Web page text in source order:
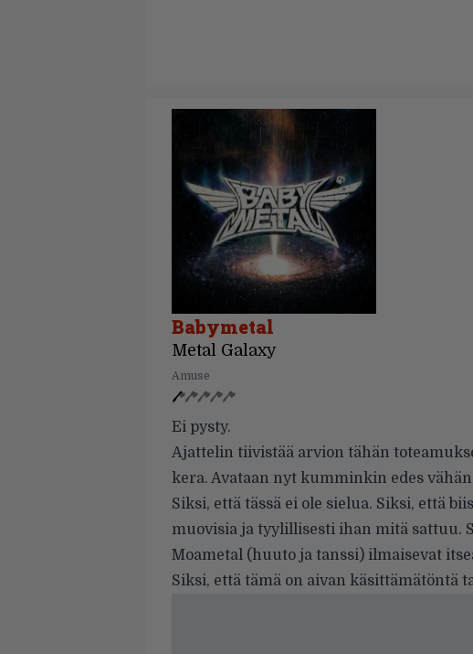
Babymetal
Metal Galaxy
Amuse
Ei pysty.
Ajattelin tiivistää arvion tähän
kera. Avataan nyt kumminkin edes
Siksi, että tässä ei ole sielua. Siksi, että
muovisia ja tyylillisesti ihan mitä sattuu.
Moametal (huuto ja tanssi) ilmaisevat
Siksi, että tämä on aivan käsittämätöntä